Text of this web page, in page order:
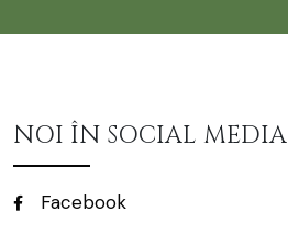
NOI ÎN SOCIAL MEDIA
Facebook